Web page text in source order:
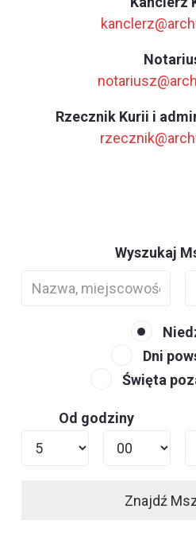
Rzecznik Kurii i
Wyszukaj
Dni
Święta
Od godziny
Znajdź